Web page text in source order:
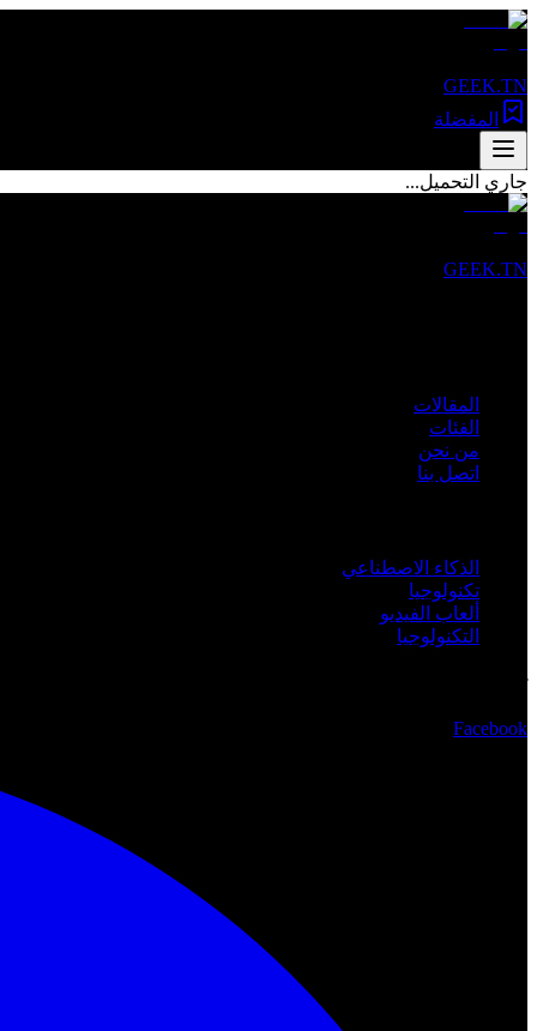
GEEK.TN
المفضلة
جاري التحميل...
GEEK.TN
المقالات
الفئات
من نحن
اتصل بنا
الذكاء الاصطناعي
تكنولوجيا
ألعاب الفيديو
التكنولوجيا
Facebook